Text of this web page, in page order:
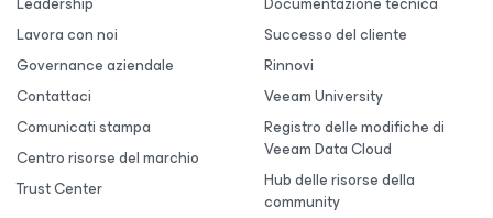
Lavora con noi
Governance aziendale
Contattaci
Comunicati stampa
Centro risorse del marchio
Trust Center
Successo del cliente
Rinnovi
Veeam University
Registro delle modifiche di
Veeam Data Cloud
Hub delle risorse della
community